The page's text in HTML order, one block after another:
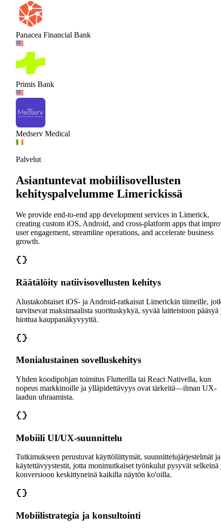
Panacea Financial Bank
Primis Bank
Medserv Medical
Palvelut
Asiantuntevat mobiilisovellusten
kehityspalvelumme Limerickissä
We provide end-to-end app development services in Limerick,
creating custom iOS, Android, and cross-platform apps that
user engagement, streamline operations, and accelerate business
growth.
Räätälöity natiivisovellusten kehitys
Alustakohtaiset iOS- ja Android-ratkaisut Limerickin tiimeille,
tarvitsevat maksimaalista suorituskykyä, syvää laitteistoon pääsyä
hiottua kauppanäkyvyyttä.
Monialustainen sovelluskehitys
Yhden koodipohjan toimitus Flutterilla tai React Nativella, kun
nopeus markkinoille ja ylläpidettävyys ovat tärkeitä—ilman UX-
laadun uhraamista.
Mobiili UI/UX-suunnittelu
Tutkimukseen perustuvat käyttöliittymät, suunnittelujärjestelmät ja
käytettävyystestit, jotta monimutkaiset työnkulut pysyvät selkeinä
konversioon keskittyneinä kaikilla näytön ko'oilla.
Mobiilistrategia ja konsultointi